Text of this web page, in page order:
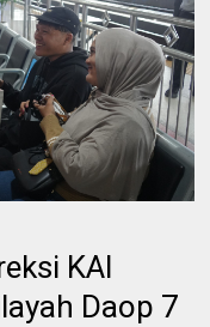
KAI
Daop 7